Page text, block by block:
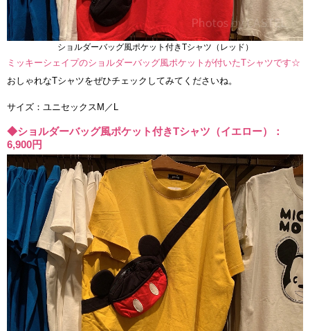
ショルダーバッグ風ポケット付きTシャツ（レッド）
ミッキーシェイプのショルダーバッグ風ポケットが付いたTシャツです☆
おしゃれなTシャツをぜひチェックしてみてくださいね。
サイズ：ユニセックスM／L
◆ショルダーバッグ風ポケット付きTシャツ（イエロー）：
6,900円